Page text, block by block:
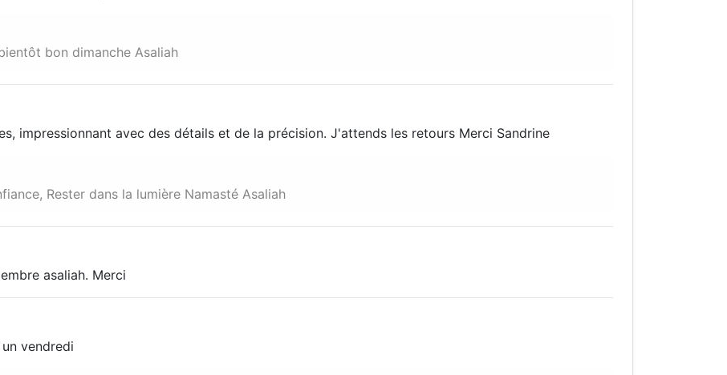
bon dimanche Asaliah
impressionnant avec des détails et de la précision. J'attends les retours Merci Sandrine
Rester dans la lumière Namasté Asaliah
asaliah. Merci
vendredi